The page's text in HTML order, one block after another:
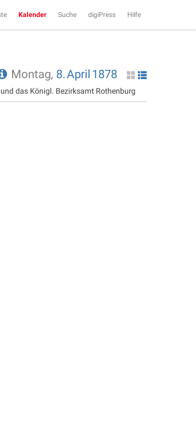
Kalender Suche digiPress Hilfe
Montag, 8.April 1878
das Königl. Bezirksamt Rothenburg